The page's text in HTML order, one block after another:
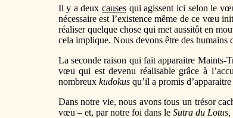
Il y a deuxcauses qui agissent ici selon le
nécessaire est l’existence même de ce vœu
réaliser quelque chose qui met aussitôt en
cela implique. Nous devons être des humains
La seconde raison qui fait apparaitre Maints-
vœu qui est devenu réalisable grâce à
nombreux kudokusqu’il a promis
Dans notre vie, nous avons tous un trésor
vœu – et, par notre foi dans le Sutra du Lotus,